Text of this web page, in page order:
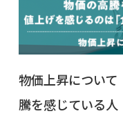
物価上昇につい
騰を感じている人